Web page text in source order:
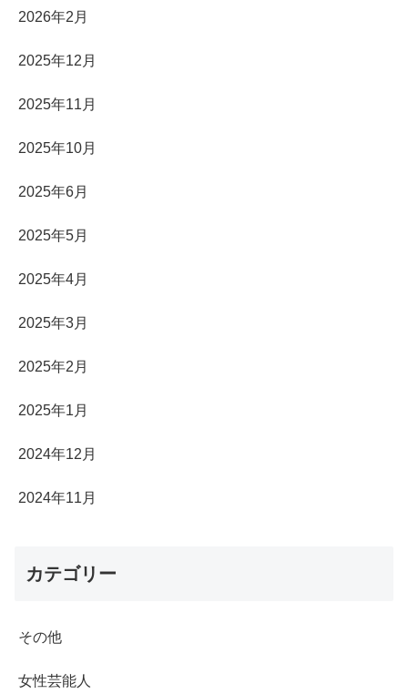
2026年2月
2025年12月
2025年11月
2025年10月
2025年6月
2025年5月
2025年4月
2025年3月
2025年2月
2025年1月
2024年12月
2024年11月
カテゴリー
その他
女性芸能人